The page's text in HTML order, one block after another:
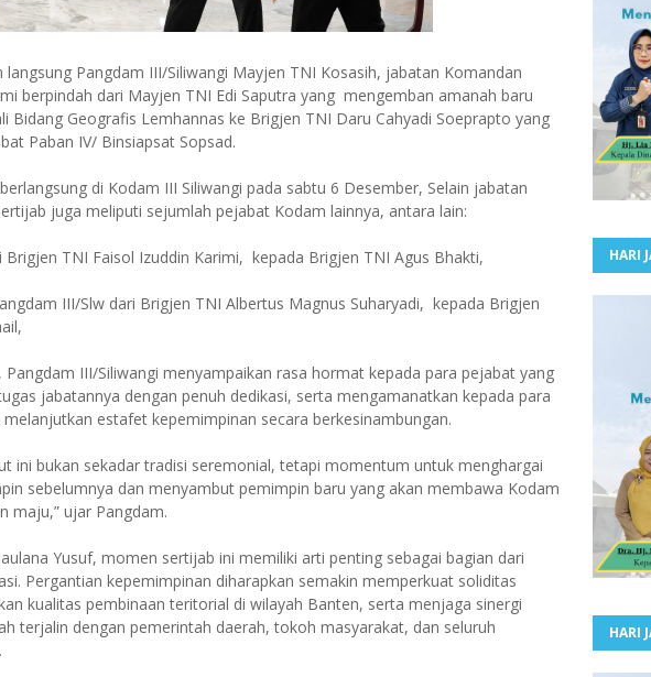
langsung Pangdam III/Siliwangi Mayjen TNI Kosasih, jabatan Komandan
berpindah dari Mayjen TNI Edi Saputra yang mengemban amanah baru
Bidang Geografis Lemhannas ke Brigjen TNI Daru Cahyadi Soeprapto yang
Paban IV/ Binsiapsat Sopsad.
di Kodam III Siliwangi pada sabtu 6 Desember, Selain jabatan
juga meliputi sejumlah pejabat Kodam lainnya, antara lain:
Brigjen TNI Faisol Izuddin Karimi, kepada Brigjen TNI Agus Bhakti,
III/Slw dari Brigjen TNI Albertus Magnus Suharyadi, kepada Brigjen
III/Siliwangi menyampaikan rasa hormat kepada para pejabat yang
jabatannya dengan penuh dedikasi, serta mengamanatkan kepada para
estafet kepemimpinan secara berkesinambungan.
ini bukan sekadar tradisi seremonial, tetapi momentum untuk menghargai
sebelumnya dan menyambut pemimpin baru yang akan membawa Kodam
maju,” ujar Pangdam.
Yusuf, momen sertijab ini memiliki arti penting sebagai bagian dari
Pergantian kepemimpinan diharapkan semakin memperkuat soliditas
kualitas pembinaan teritorial di wilayah Banten, serta menjaga sinergi
terjalin dengan pemerintah daerah, tokoh masyarakat, dan seluruh
HARI
HARI